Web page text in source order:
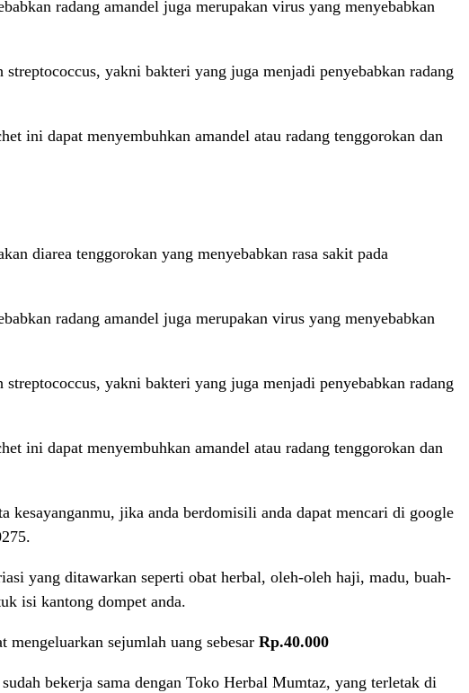
radang amandel juga merupakan virus yang menyebabkan
yakni bakteri yang juga menjadi penyebabkan radang
ini dapat menyembuhkan amandel atau radang tenggorokan dan
diarea tenggorokan yang menyebabkan rasa sakit pada
radang amandel juga merupakan virus yang menyebabkan
yakni bakteri yang juga menjadi penyebabkan radang
ini dapat menyembuhkan amandel atau radang tenggorokan dan
jika anda berdomisili anda dapat mencari di google
yang ditawarkan seperti obat herbal, oleh-oleh haji, madu, buah-
isi kantong dompet anda.
sejumlah uang sebesar Rp.40.000
bekerja sama dengan Toko Herbal Mumtaz, yang terletak di